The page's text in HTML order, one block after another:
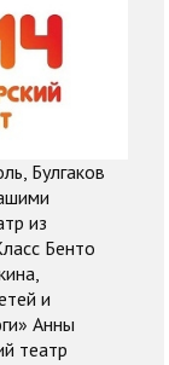
Булгаков
из
Бенто
и
Анны
театр